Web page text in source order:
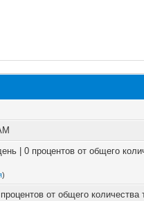
| 0 процентов от общего
)
от общего количества